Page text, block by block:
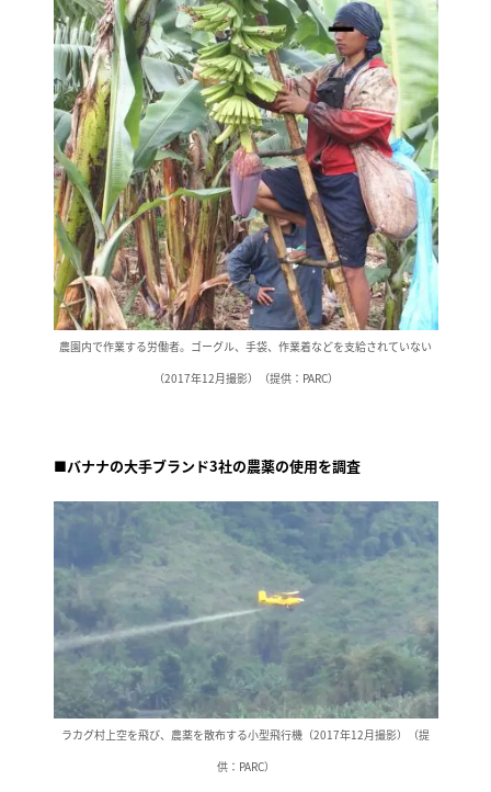
農園内で作業する労働者。ゴーグル、手袋、作業着などを支給されていない
（2017年12月撮影）（提供：PARC）
■バナナの大手ブランド3社の農薬の使用を調査
ラカグ村上空を飛び、農薬を散布する小型飛行機（2017年12月撮影）（提
供：PARC）